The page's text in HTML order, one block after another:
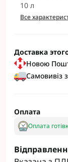
10 л
Все
Доставка
Новою
Самовивіз
Оплата
Оплата